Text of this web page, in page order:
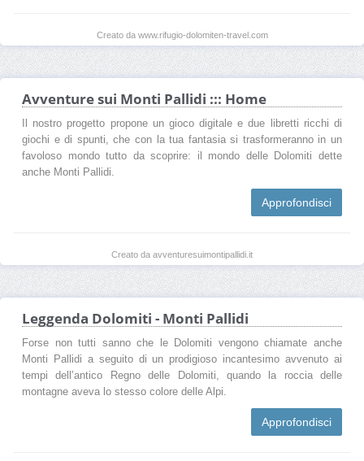
Creato da www.rifugio-dolomiten-travel.com
Avventure sui Monti Pallidi ::: Home
Il nostro progetto propone un gioco digitale e due libretti ricchi di
giochi e di spunti, che con la tua fantasia si trasformeranno in un
favoloso mondo tutto da scoprire: il mondo delle Dolomiti dette
anche Monti Pallidi.
Approfondisci
Creato da avventuresuimontipallidi.it
Leggenda Dolomiti - Monti Pallidi
Forse non tutti sanno che le Dolomiti vengono chiamate anche
Monti Pallidi a seguito di un prodigioso incantesimo avvenuto ai
tempi dell’antico Regno delle Dolomiti, quando la roccia delle
montagne aveva lo stesso colore delle Alpi.
Approfondisci